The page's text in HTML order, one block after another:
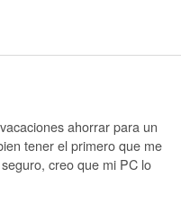
ahorrar para un
tener el primero que me
creo que mi PC lo